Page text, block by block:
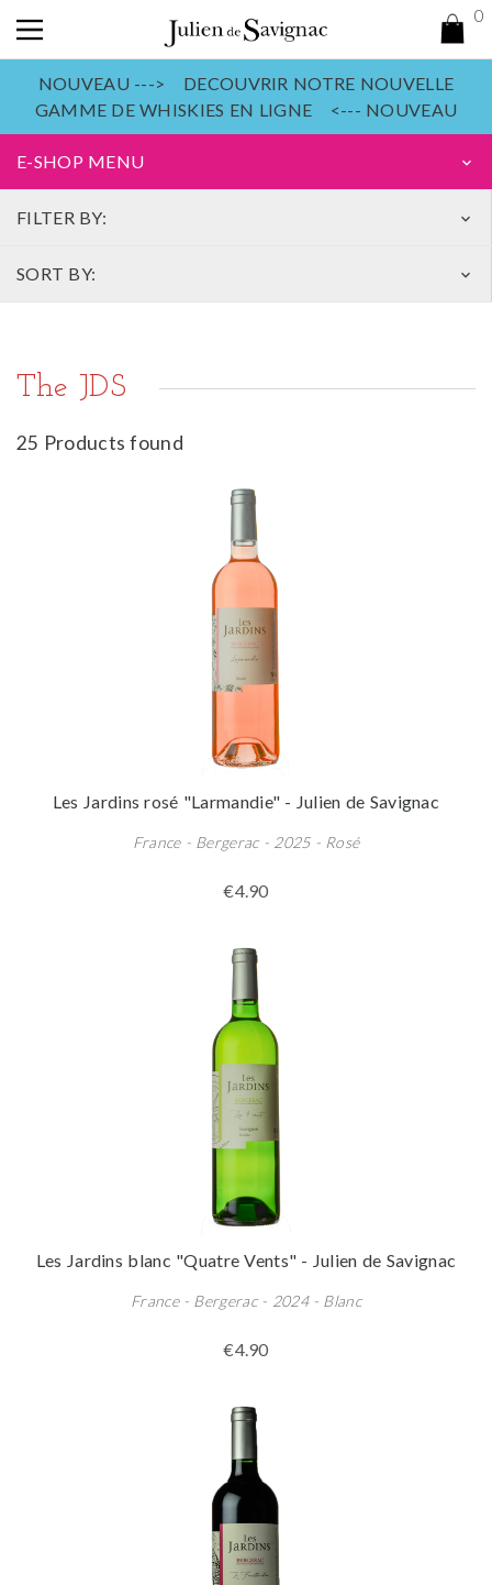
0
NOUVEAU ---> DECOUVRIR NOTRE NOUVELLE
GAMME DE WHISKIES EN LIGNE <--- NOUVEAU
E-SHOP MENU keyboard_arrow_down
FILTER BY: keyboard_arrow_down
SORT BY: keyboard_arrow_down
The JDS
25 Products found
Les Jardins rosé "Larmandie" - Julien de Savignac
France - Bergerac - 2025 - Rosé
€4.90
Les Jardins blanc "Quatre Vents" - Julien de Savignac
France - Bergerac - 2024 - Blanc
€4.90